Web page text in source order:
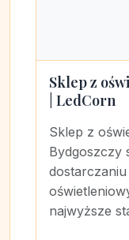
Sklep z
| LedCorn
Sklep z
Bydgoszczy
najwyższe